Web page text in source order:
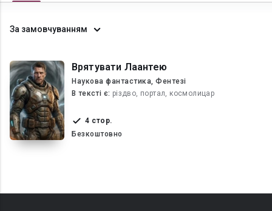
За замовчуванням
Врятувати Лаантею
Наукова фантастика, Фентезі
В текcті є: різдво, портал, космолицар
4 стор.
Безкоштовно